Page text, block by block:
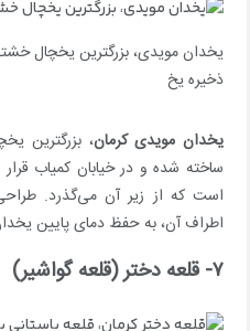
یخدان مویدی، بزرگترین یخچال
ذخیره یخ
یخدان مویدی کرمان، بزرگترین
ساخته شده و در خیابان کمیاب قرار
است که از زیر آن می‌گذرد.
اطراف آن، به حفظ دمای پایین
۷- قلعه دختر (قلعه گواشیر)